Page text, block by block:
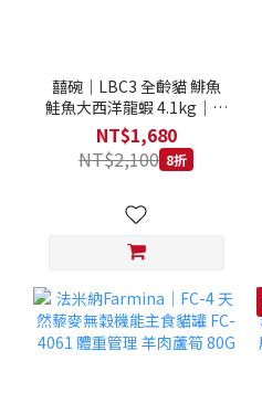
囍碗｜LBC3 全齡貓 鯡魚
鮭魚大西洋龍蝦 4.1kg｜加
拿大 Loveabowl 天然無穀
糧 4.1公斤 成貓 無穀貓飼
料
NT$1,680
NT$2,100 8折